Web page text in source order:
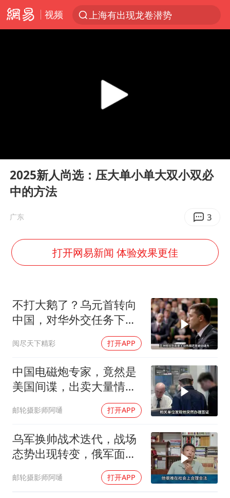
视频
上海有出现龙卷潜势
上门女婿出轨女邻居多年被判重婚罪
上海大部迎大暴雨
《龙餐馆》 冲奖
以军士兵把枪口对准中国记者
笔试第一被劝弃考涉事副校长被撤职
白海豚5次眼壁置换
构建更高水平的全民健身公共服务体系
Play
2025新人尚选：压大单小单大双小双必
中的方法
广东 3
打开网易新闻 体验效果更佳
不打大鹅了？乌元首转向
中国，对华外交任务下
阅尽天下精彩 打开APP
中国电磁炮专家，竟然是
美国间谍，出卖大量情
报，让国家损失惨重
邮轮摄影师阿嗵 打开APP
乌军换帅战术迭代，战场
态势出现转变，俄军面临
邮轮摄影师阿嗵 打开APP